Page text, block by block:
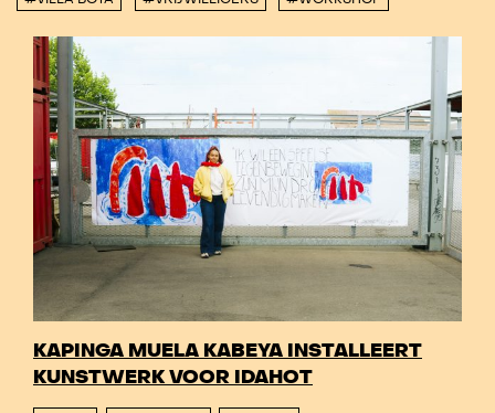
KAPINGA MUELA KABEYA INSTALLEERT
KUNSTWERK VOOR IDAHOT